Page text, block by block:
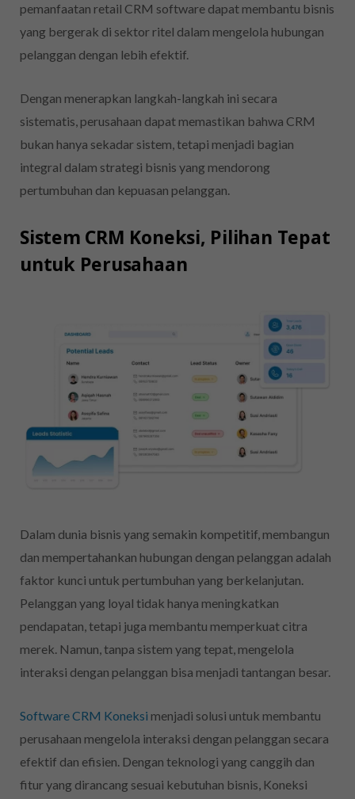
pemanfaatan retail CRM software dapat membantu bisnis
yang bergerak di sektor ritel dalam mengelola hubungan
pelanggan dengan lebih efektif.
Dengan menerapkan langkah-langkah ini secara
sistematis, perusahaan dapat memastikan bahwa CRM
bukan hanya sekadar sistem, tetapi menjadi bagian
integral dalam strategi bisnis yang mendorong
pertumbuhan dan kepuasan pelanggan.
Sistem CRM Koneksi, Pilihan Tepat
untuk Perusahaan
Dalam dunia bisnis yang semakin kompetitif, membangun
dan mempertahankan hubungan dengan pelanggan adalah
faktor kunci untuk pertumbuhan yang berkelanjutan.
Pelanggan yang loyal tidak hanya meningkatkan
pendapatan, tetapi juga membantu memperkuat citra
merek. Namun, tanpa sistem yang tepat, mengelola
interaksi dengan pelanggan bisa menjadi tantangan besar.
Software CRM Koneksi menjadi solusi untuk membantu
perusahaan mengelola interaksi dengan pelanggan secara
efektif dan efisien. Dengan teknologi yang canggih dan
fitur yang dirancang sesuai kebutuhan bisnis, Koneksi